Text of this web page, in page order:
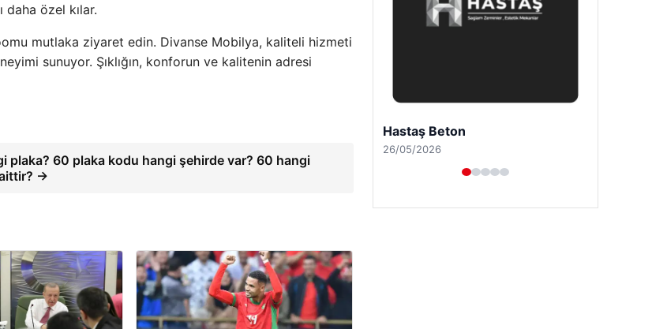
özel kılar.
mutlaka ziyaret edin. Divanse Mobilya, kaliteli hizmeti
sunuyor. Şıklığın, konforun ve kalitenin adresi
plaka? 60 plaka kodu hangi şehirde var? 60 hangi
→
Enes Kaplan Avukatlık Bürosu
28/04/2026